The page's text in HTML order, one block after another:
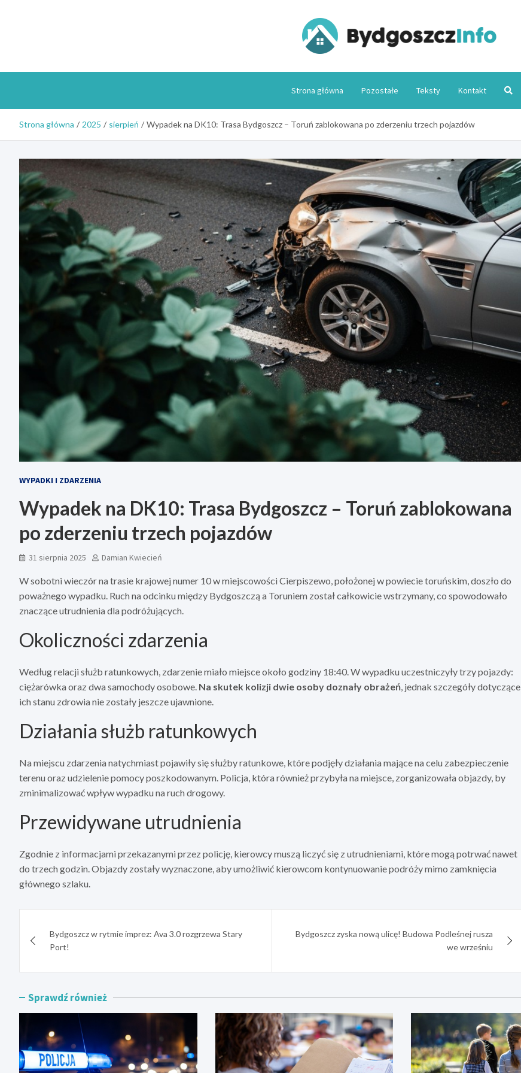
Strona główna Pozostałe Teksty Kontakt
Strona główna 2025 sierpień Wypadek na DK10: Trasa Bydgoszcz – Toruń zablokowana po zderzeniu trzech pojazdów
WYPADKI I ZDARZENIA
Wypadek na DK10: Trasa Bydgoszcz – Toruń zablokowana
po zderzeniu trzech pojazdów
31 sierpnia 2025 Damian Kwiecień
W sobotni wieczór na trasie krajowej numer 10 w miejscowości Cierpiszewo, położonej w powiecie toruńskim, doszło do
poważnego wypadku. Ruch na odcinku między Bydgoszczą a Toruniem został całkowicie wstrzymany, co spowodowało
znaczące utrudnienia dla podróżujących.
Okoliczności zdarzenia
Według relacji służb ratunkowych, zdarzenie miało miejsce około godziny 18:40. W wypadku uczestniczyły trzy pojazdy:
ciężarówka oraz dwa samochody osobowe. Na skutek kolizji dwie osoby doznały obrażeń, jednak szczegóły dotyczące
ich stanu zdrowia nie zostały jeszcze ujawnione.
Działania służb ratunkowych
Na miejscu zdarzenia natychmiast pojawiły się służby ratunkowe, które podjęły działania mające na celu zabezpieczenie
terenu oraz udzielenie pomocy poszkodowanym. Policja, która również przybyła na miejsce, zorganizowała objazdy, by
zminimalizować wpływ wypadku na ruch drogowy.
Przewidywane utrudnienia
Zgodnie z informacjami przekazanymi przez policję, kierowcy muszą liczyć się z utrudnieniami, które mogą potrwać nawet
do trzech godzin. Objazdy zostały wyznaczone, aby umożliwić kierowcom kontynuowanie podróży mimo zamknięcia
głównego szlaku.
wpisuBydgoszcz w rytmie imprez: Ava 3.0 rozgrzewa Stary
Port!
Bydgoszcz zyska nową ulicę! Budowa Podleśnej rusza
we wrześniu
Sprawdź również